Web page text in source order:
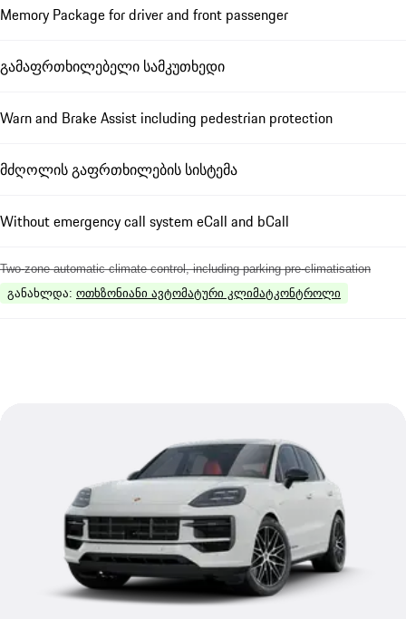
Memory Package for driver and front passenger
გამაფრთხილებელი სამკუთხედი
Warn and Brake Assist including pedestrian protection
მძღოლის გაფრთხილების სისტემა
Without emergency call system eCall and bCall
Two-zone automatic climate control, including parking pre-climatisation
განახლდა: ოთხზონიანი ავტომატური კლიმატკონტროლი